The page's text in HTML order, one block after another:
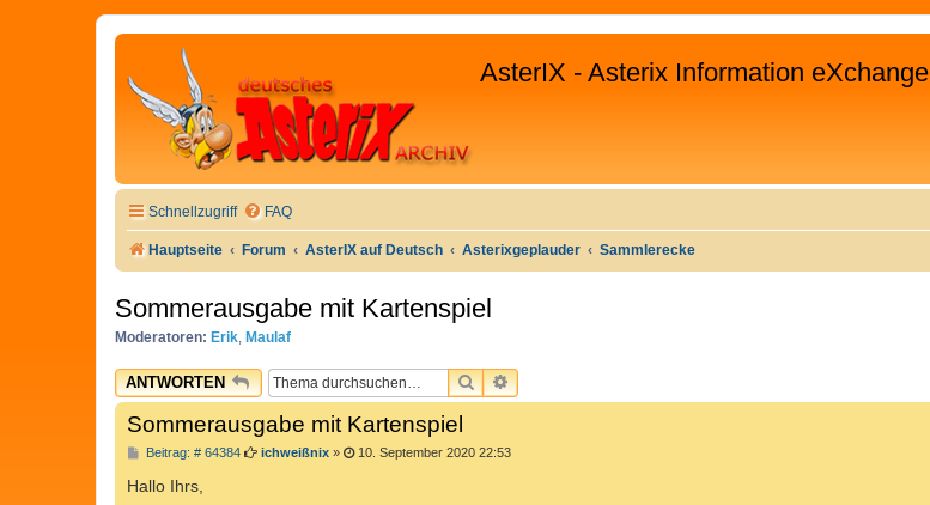
AsterIX - Asterix Information eXchange
Schnellzugriff FAQ
Hauptseite Forum AsterIX auf Deutsch Asterixgeplauder Sammlerecke
Sommerausgabe mit Kartenspiel
Moderatoren: Erik, Maulaf
ANTWORTEN SUCHEERWEITERTE SUCHE
Sommerausgabe mit Kartenspiel
Beitrag: # 64384B
ichweißnix» 10. September 2020 22:53
Hallo Ihrs,